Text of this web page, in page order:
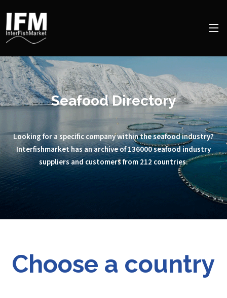
Seafood Directory
Looking for a specific company within the seafood industry?
Interfishmarket has an archive of 136000 seafood industry
suppliers and customers from 212 countries.
Choose a country